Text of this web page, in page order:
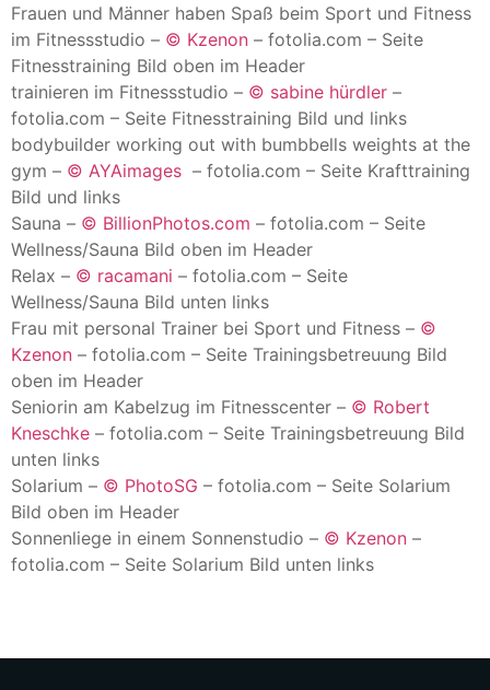
Frauen und Männer haben Spaß beim Sport und Fitness
im Fitnessstudio – © Kzenon – fotolia.com – Seite
Fitnesstraining Bild oben im Header
trainieren im Fitnessstudio – © sabine hürdler –
fotolia.com – Seite Fitnesstraining Bild und links
bodybuilder working out with bumbbells weights at the
gym – © AYAimages – fotolia.com – Seite Krafttraining
Bild und links
Sauna – © BillionPhotos.com – fotolia.com – Seite
Wellness/Sauna Bild oben im Header
Relax – © racamani – fotolia.com – Seite
Wellness/Sauna Bild unten links
Frau mit personal Trainer bei Sport und Fitness – ©
Kzenon – fotolia.com – Seite Trainingsbetreuung Bild
oben im Header
Seniorin am Kabelzug im Fitnesscenter – © Robert
Kneschke – fotolia.com – Seite Trainingsbetreuung Bild
unten links
Solarium – © PhotoSG – fotolia.com – Seite Solarium
Bild oben im Header
Sonnenliege in einem Sonnenstudio – © Kzenon –
fotolia.com – Seite Solarium Bild unten links